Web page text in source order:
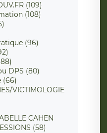
(109)
(108)
(96)
DPS (80)
(66)
VICTIMOLOGIE
CAHEN
(58)